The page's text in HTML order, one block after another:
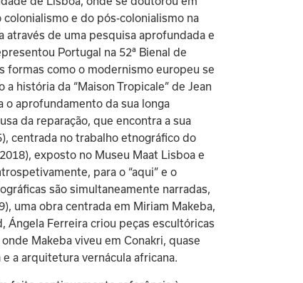
e do pós-colonialismo na
através de uma pesquisa aprofundada e
Portugal na 52ª Bienal de
formas como o modernismo europeu se
história da “Maison Tropicale” de Jean
aprofundamento da sua longa
da reparação, que encontra a sua
centrada no trabalho etnográfico do
exposto no Museu Maat Lisboa e
para o “aqui” e o
são simultaneamente narradas,
uma obra centrada em Miriam Makeba,
Ángela Ferreira criou peças escultóricas
Makeba viveu em Conakri, quase
a arquitetura vernácula africana.